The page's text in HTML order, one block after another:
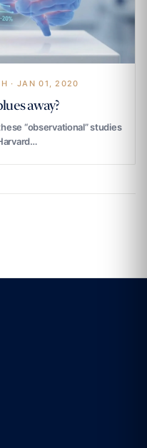
· JAN 01, 2020
away?
“observational” studies